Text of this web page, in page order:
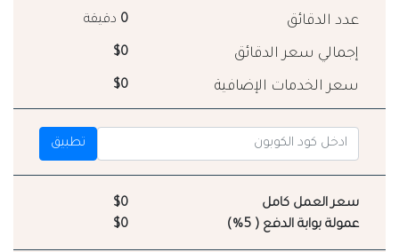
عدد الدقائق 0 دقيقة
إجمالي سعر الدقائق $0
سعر الخدمات الإضافية $0
تطبيق
سعر العمل كامل
$0
عمولة بوابة الدفع ( 5%)
$0